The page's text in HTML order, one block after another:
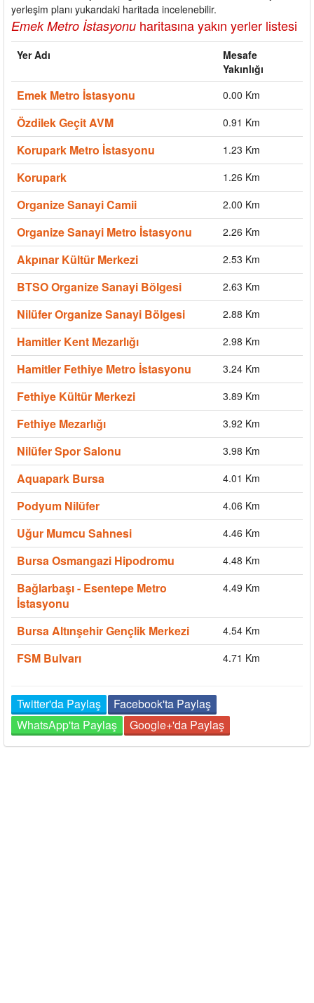
yerleşim planı yukarıdaki haritada incelenebilir.
Emek Metro İstasyonu haritasına yakın yerler listesi
Yer Adı
Mesafe
Yakınlığı
Emek Metro İstasyonu 0.00 Km
Özdilek Geçit AVM 0.91 Km
Korupark Metro İstasyonu 1.23 Km
Korupark 1.26 Km
Organize Sanayi Camii 2.00 Km
Organize Sanayi Metro İstasyonu 2.26 Km
Akpınar Kültür Merkezi 2.53 Km
BTSO Organize Sanayi Bölgesi 2.63 Km
Nilüfer Organize Sanayi Bölgesi 2.88 Km
Hamitler Kent Mezarlığı 2.98 Km
Hamitler Fethiye Metro İstasyonu 3.24 Km
Fethiye Kültür Merkezi 3.89 Km
Fethiye Mezarlığı 3.92 Km
Nilüfer Spor Salonu 3.98 Km
Aquapark Bursa 4.01 Km
Podyum Nilüfer 4.06 Km
Uğur Mumcu Sahnesi 4.46 Km
Bursa Osmangazi Hipodromu 4.48 Km
Bağlarbaşı - Esentepe Metro
İstasyonu
4.49 Km
Bursa Altınşehir Gençlik Merkezi 4.54 Km
FSM Bulvarı 4.71 Km
Twitter'da Paylaş
Facebook'ta Paylaş
WhatsApp'ta Paylaş
Google+'da Paylaş